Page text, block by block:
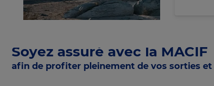
Soyez assuré avec la MACIF
afin de profiter pleinement de vos sorties